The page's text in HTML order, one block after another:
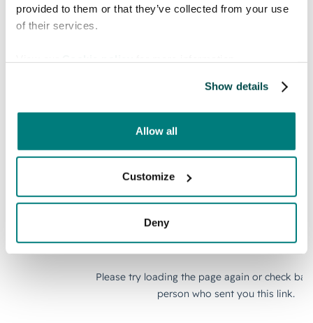
provided to them or that they’ve collected from your use
of their services.
Show details
Allow all
Customize
Deny